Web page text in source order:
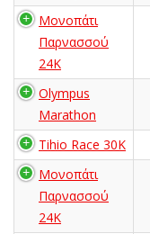
Μονοπάτι
Παρνασσού
24K
Olympus
Marathon
Tihio Race 30K
Μονοπάτι
Παρνασσού
24K